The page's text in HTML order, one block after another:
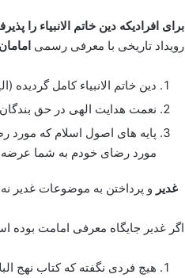
برای افرادیکه دین خاتم الانبیاء را
رویداد تاریخی با معرفی رسمی
دین خاتم الانبیاء کامل گردیده
نعمت هدایت الهی در حق
پایه های اصول اسلام که مورد
مورد رضای خودم به شما
غدیر و پرداختن به موضوعات غدیر
اگر غدیر جایگاه معرفی امامت بوده
هیچ فردی نگفته که کتاب نهج